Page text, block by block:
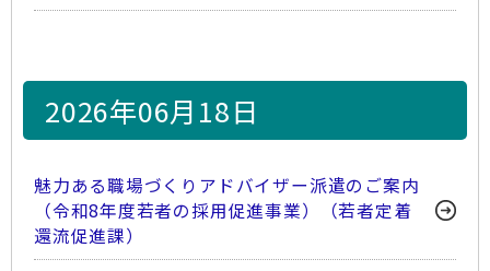
2026年06月18日
魅力ある職場づくりアドバイザー派遣のご案内
（令和8年度若者の採用促進事業）（若者定着
還流促進課）